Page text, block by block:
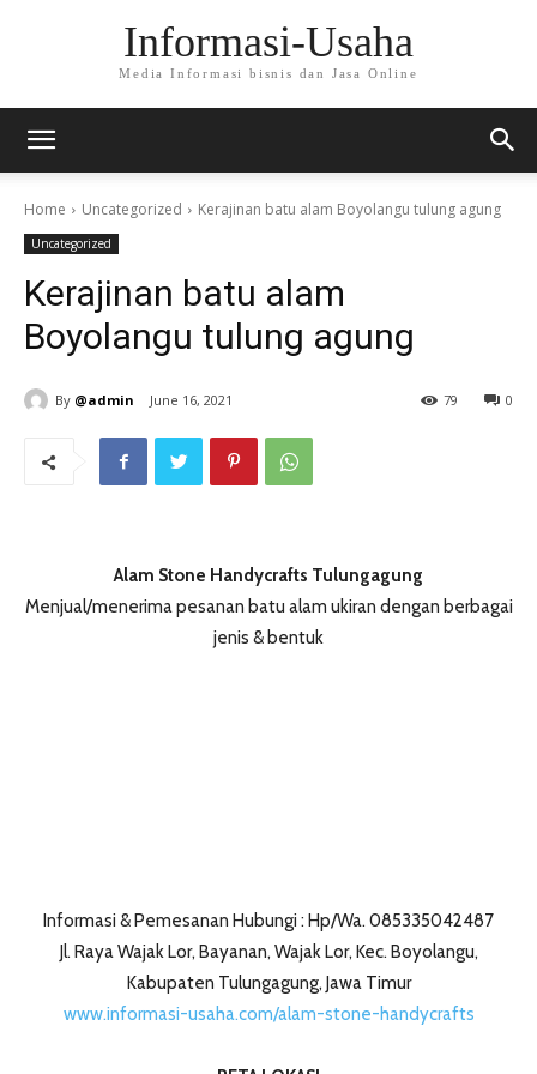
Informasi-Usaha
Media Informasi bisnis dan Jasa Online
Home Uncategorized Kerajinan batu alam Boyolangu tulung agung
Uncategorized
Kerajinan batu alam
Boyolangu tulung agung
By @admin June 16, 2021 0
79
Alam Stone Handycrafts Tulungagung
Menjual/menerima pesanan batu alam ukiran dengan berbagai
jenis & bentuk
Informasi & Pemesanan Hubungi : Hp/Wa. 085335042487
Jl. Raya Wajak Lor, Bayanan, Wajak Lor, Kec. Boyolangu,
Kabupaten Tulungagung, Jawa Timur
www.informasi-usaha.com/alam-stone-handycrafts